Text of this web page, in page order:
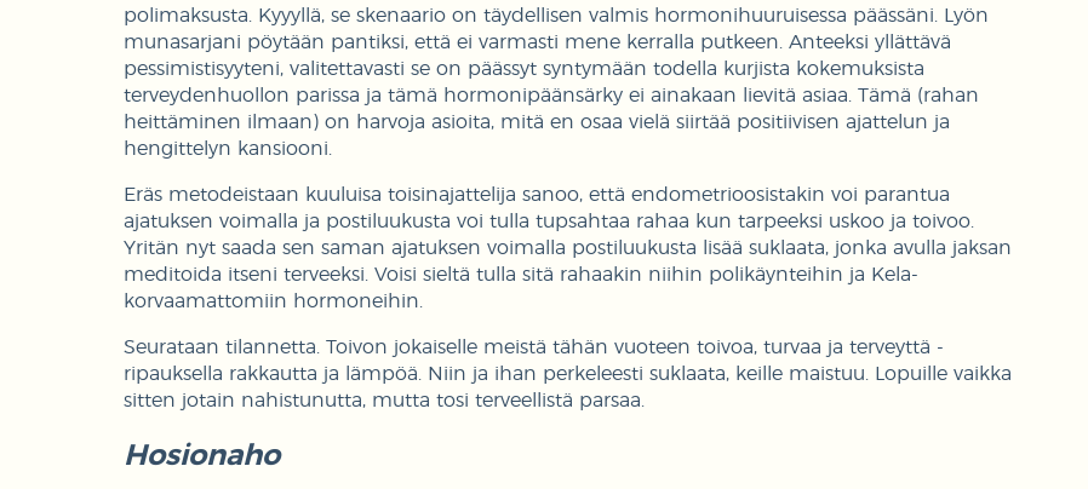
polimaksusta. Kyyyllä, se skenaario on täydellisen valmis hormonihuuruisessa päässäni. Lyön
munasarjani pöytään pantiksi, että ei varmasti mene kerralla putkeen. Anteeksi yllättävä
pessimistisyyteni, valitettavasti se on päässyt syntymään todella kurjista kokemuksista
terveydenhuollon parissa ja tämä hormonipäänsärky ei ainakaan lievitä asiaa. Tämä (rahan
heittäminen ilmaan) on harvoja asioita, mitä en osaa vielä siirtää positiivisen ajattelun ja
hengittelyn kansiooni.
Eräs metodeistaan kuuluisa toisinajattelija sanoo, että endometrioosistakin voi parantua
ajatuksen voimalla ja postiluukusta voi tulla tupsahtaa rahaa kun tarpeeksi uskoo ja toivoo.
Yritän nyt saada sen saman ajatuksen voimalla postiluukusta lisää suklaata, jonka avulla jaksan
meditoida itseni terveeksi. Voisi sieltä tulla sitä rahaakin niihin polikäynteihin ja Kela-
korvaamattomiin hormoneihin.
Seurataan tilannetta. Toivon jokaiselle meistä tähän vuoteen toivoa, turvaa ja terveyttä -
ripauksella rakkautta ja lämpöä. Niin ja ihan perkeleesti suklaata, keille maistuu. Lopuille vaikka
sitten jotain nahistunutta, mutta tosi terveellistä parsaa.
Hosionaho